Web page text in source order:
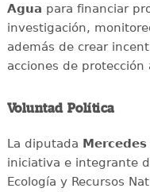
Agua para financiar
investigación,
además de crear
acciones de protección
Voluntad Política
La diputada
iniciativa e integrante
Ecología y Recursos